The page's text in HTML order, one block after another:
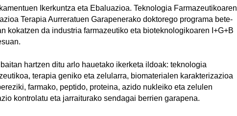
Ikerkuntza eta Ebaluazioa. Teknologia Farmazeutikoaren
Terapia Aurreratuen Garapenerako doktorego programa bete-
kokatzen da industria farmazeutiko eta bioteknologikoaren I+G+B
hartzen ditu arlo hauetako ikerketa ildoak: teknologia
terapia geniko eta zelularra, biomaterialen karakterizazioa
farmako, peptido, proteina, azido nukleiko eta zelulen
kontrolatu eta jarraiturako sendagai berrien garapena.